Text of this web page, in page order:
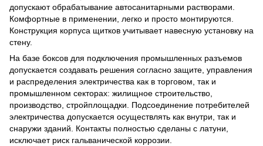
допускают обрабатывание автосанитарными растворами.
Комфортные в применении, легко и просто монтируются.
Конструкция корпуса щитков учитывает навесную установку на
стену.
На базе боксов для подключения промышленных разъемов
допускается создавать решения согласно защите, управления
и распределения электричества как в торговом, так и
промышленном секторах: жилищное строительство,
производство, стройплощадки. Подсоединение потребителей
электричества допускается осуществлять как внутри, так и
снаружи зданий. Контакты полностью сделаны с латуни,
исключает риск гальванической коррозии.